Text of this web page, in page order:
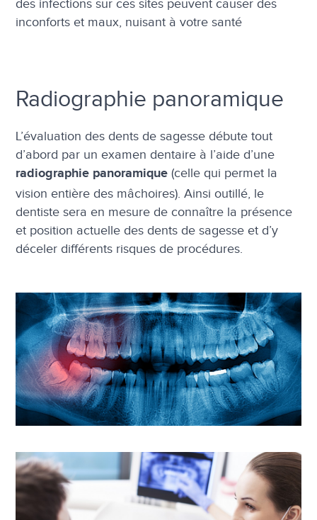
des infections sur ces sites peuvent causer des
inconforts et maux, nuisant à votre santé
Radiographie panoramique
L’évaluation des dents de sagesse débute tout
d’abord par un examen dentaire à l’aide d’une
radiographie panoramique (celle qui permet la
vision entière des mâchoires). Ainsi outillé, le
dentiste sera en mesure de connaître la présence
et position actuelle des dents de sagesse et d’y
déceler différents risques de procédures.